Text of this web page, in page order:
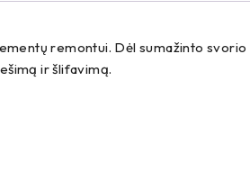
remontui. Dėl sumažinto
ir šlifavimą.